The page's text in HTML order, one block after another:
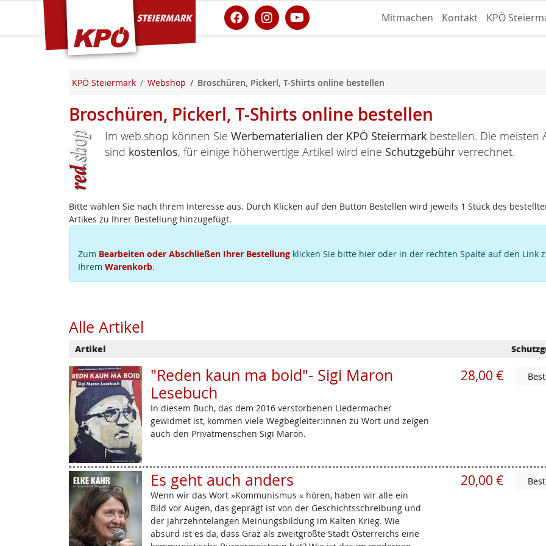
KPÖ Steiermark Mitmachen Kontakt KPÖ
KPÖ Steiermark Webshop Broschüren, Pickerl, T-Shirts online bestellen
Broschüren, Pickerl, T-Shirts online bestellen
Im web.shop können Sie Werbematerialien der KPÖ Steiermarkbestellen. Die meisten
sind kostenlos, für einige höherwertige Artikel wird eine Schutzgebührverrechnet.
Bitte wählen Sie nach Ihrem Interesse aus. Durch Klicken auf den Button Bestellen wird jeweils 1 Stück des
Artikes zu Ihrer Bestellung hinzugefügt.
Zum Bearbeiten oder Abschließen Ihrer Bestellungklicken Sie bitte hier oder in der rechten Spalte auf den Link
Ihrem Warenkorb.
Alle Artikel
Artikel
"Reden kaun ma boid"- Sigi Maron
Lesebuch
In diesem Buch, das dem 2016 verstorbenen Liedermacher
gewidmet ist, kommen viele Wegbegleiter:innen zu Wort und zeigen
auch den Privatmenschen Sigi Maron.
28,00 €
Es geht auch anders
Wenn wir das Wort »Kommunismus « hören, haben wir alle ein
Bild vor Augen, das geprägt ist von der Geschichtsschreibung und
der jahrzehntelangen Meinungsbildung im Kalten Krieg. Wie
absurd ist es da, dass Graz als zweitgrößte Stadt Österreichs eine
20,00 €